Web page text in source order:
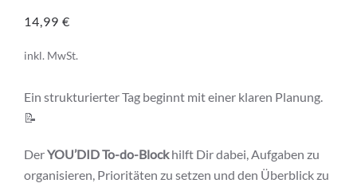
14,99 €
inkl. MwSt.
Ein strukturierter Tag beginnt mit einer klaren Planung.
📝
DerYOU’DID To-do-Blockhilft Dir dabei, Aufgaben zu
organisieren, Prioritäten zu setzen und den Überblick zu